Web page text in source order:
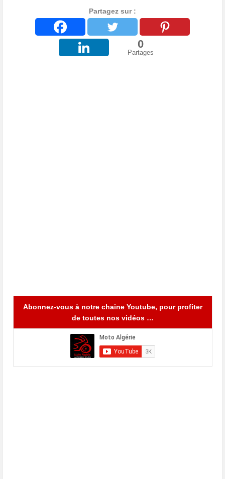
Partagez sur :
0
Partages
Abonnez-vous à notre chaine Youtube, pour profiter
de toutes nos vidéos …